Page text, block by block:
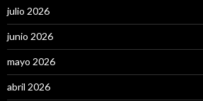
julio 2026
junio 2026
mayo 2026
abril 2026